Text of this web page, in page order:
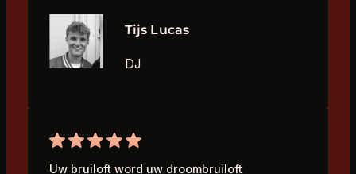
Tijs Lucas
DJ
Uw bruiloft word uw droombruiloft